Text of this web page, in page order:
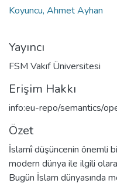
Koyuncu, Ahmet Ayhan
Yayıncı
FSM Vakıf Üniversitesi
Erişim Hakkı
info:eu-repo/semantics/
Özet
İslamî düşüncenin önemli
modern dünya ile ilgili
Bugün İslam dünyasında